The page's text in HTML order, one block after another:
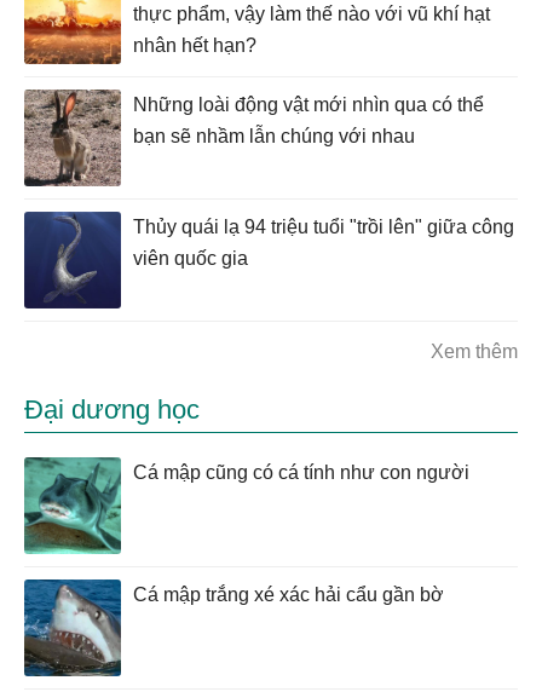
thực phẩm, vậy làm thế nào với vũ khí hạt
nhân hết hạn?
Những loài động vật mới nhìn qua có thể
bạn sẽ nhầm lẫn chúng với nhau
Thủy quái lạ 94 triệu tuổi "trồi lên" giữa công
viên quốc gia
Xem thêm
Đại dương học
Cá mập cũng có cá tính như con người
Cá mập trắng xé xác hải cẩu gần bờ